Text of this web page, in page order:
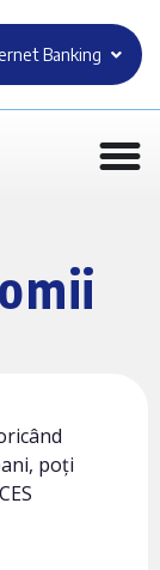
Banking
poți